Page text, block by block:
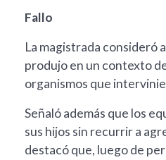
Fallo
La magistrada consideró
produjo en un contexto
organismos que
Señaló además que los
sus hijos sin recurrir a
destacó que, luego de